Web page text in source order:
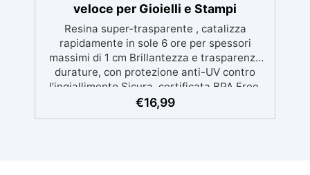
veloce per Gioielli e Stampi
Resina super-trasparente , catalizza
rapidamente in sole 6 ore per spessori
massimi di 1 cm Brillantezza e trasparenza
durature, con protezione anti-UV contro
l’ingiallimento Sicura, certificata BPA Free,
senza solventi e inodore, prodotta al 100% in
€16,99